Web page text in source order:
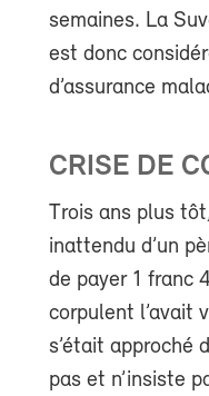
semaines. La
est donc
d’assurance
CRISE DE
Trois ans plus
inattendu d’un
de payer 1 franc
corpulent l’avait
s’était approché
pas et n’insiste